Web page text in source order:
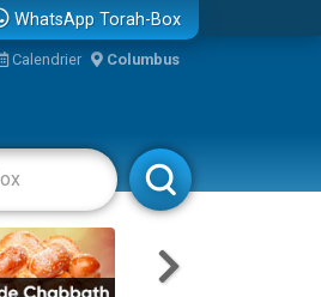
WhatsApp Torah-Box
Calendrier Columbus
Rabbanim